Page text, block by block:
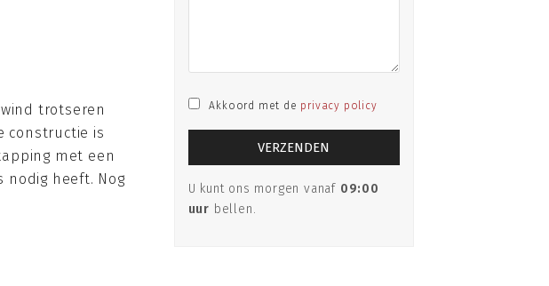
trotseren
constructie is
met een
heeft. Nog
Akkoord met de privacy policy
U kunt ons morgen vanaf 09:00
uur bellen.